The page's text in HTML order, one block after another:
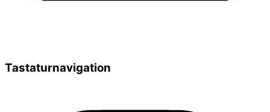
Tastaturnavigation